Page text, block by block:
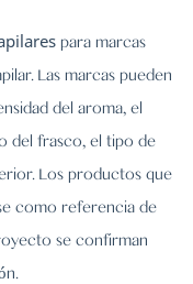
para marcas
Las marcas pueden
del aroma, el
del frasco, el tipo de
Los productos que
como referencia de
se confirman